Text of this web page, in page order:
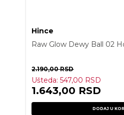
Hince
Raw Glow Dewy Ball 02
2.190,00RSD
Ušteda:547,00 RSD
1.643,00 RSD
DODAJ U